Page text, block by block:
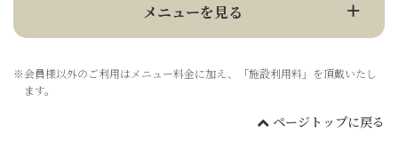
メニューを見る
※会員様以外のご利用はメニュー料金に加え、「施設利用料」を頂戴いたし
ます。
ページトップに戻る